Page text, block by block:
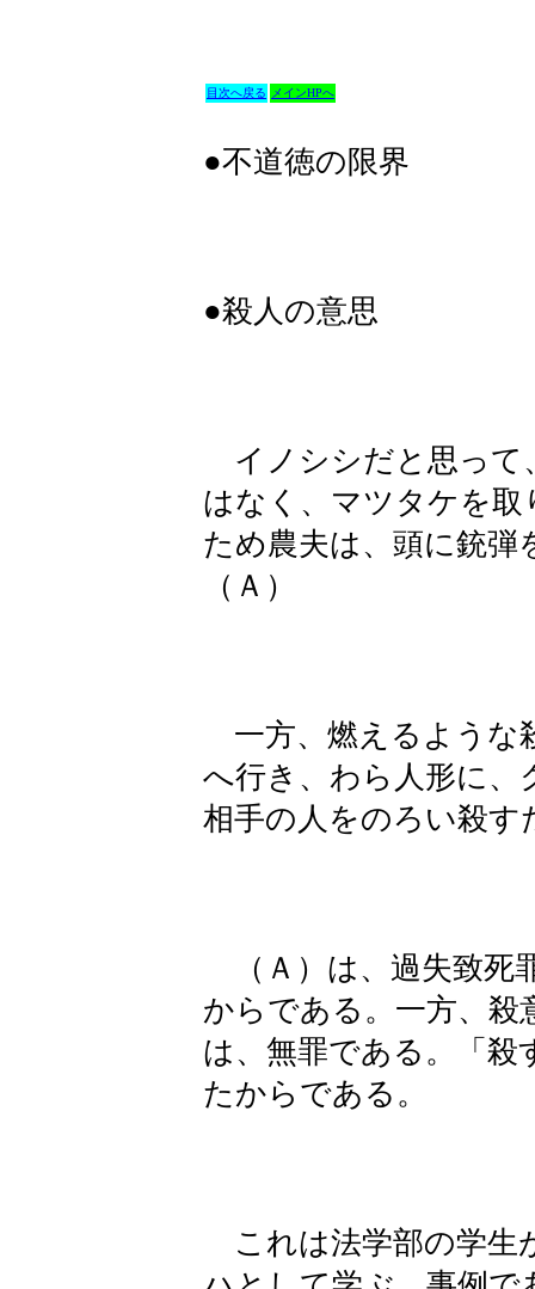
目次へ戻る メインHPへ
●不道徳の限界
●殺人の意思
イノシシだと思って
はなく、マツタケを
ため農夫は、頭に銃弾
（Ａ）
一方、燃えるような
へ行き、わら人形に、
相手の人をのろい殺す
（Ａ）は、過失致死
からである。一方、殺
は、無罪である。「殺
たからである。
これは法学部の学生